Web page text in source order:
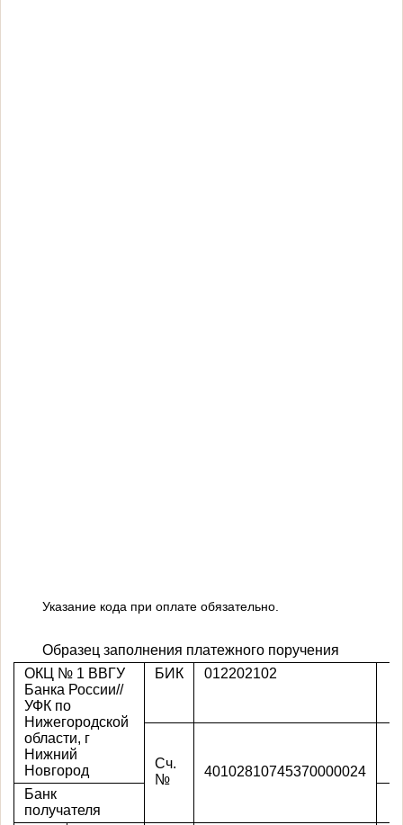
Указание кода при оплате обязательно.
Образец заполнения платежного поручения
ОКЦ № 1 ВВГУ
Банка России//
УФК по
Нижегородской
области, г
Нижний
Новгород
БИК 012202102
Сч.
№
40102810745370000024
Банк
получателя